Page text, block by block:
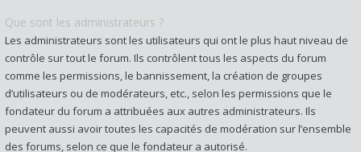
Que sont les administrateurs ?
Les administrateurs sont les utilisateurs qui ont le plus haut niveau de
contrôle sur tout le forum. Ils contrôlent tous les aspects du forum
comme les permissions, le bannissement, la création de groupes
d’utilisateurs ou de modérateurs, etc., selon les permissions que le
fondateur du forum a attribuées aux autres administrateurs. Ils
peuvent aussi avoir toutes les capacités de modération sur l’ensemble
des forums, selon ce que le fondateur a autorisé.